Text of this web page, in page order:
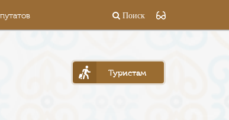
Поиск
Туристам